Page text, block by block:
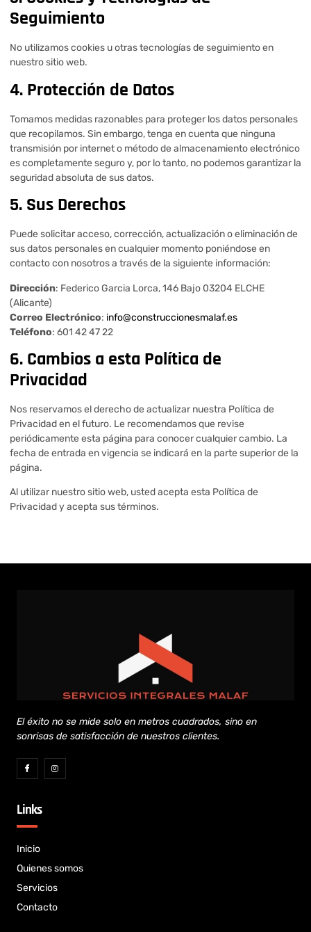
Seguimiento
No utilizamos cookies u otras tecnologías de seguimiento en
nuestro sitio web.
4. Protección de Datos
Tomamos medidas razonables para proteger los datos personales
que recopilamos. Sin embargo, tenga en cuenta que ninguna
transmisión por internet o método de almacenamiento electrónico
es completamente seguro y, por lo tanto, no podemos garantizar la
seguridad absoluta de sus datos.
5. Sus Derechos
Puede solicitar acceso, corrección, actualización o eliminación de
sus datos personales en cualquier momento poniéndose en
contacto con nosotros a través de la siguiente información:
Dirección: Federico Garcia Lorca, 146 Bajo 03204 ELCHE
(Alicante)
Correo Electrónico: info@construccionesmalaf.es
Teléfono: 601 42 47 22
6. Cambios a esta Política de
Privacidad
Nos reservamos el derecho de actualizar nuestra Política de
Privacidad en el futuro. Le recomendamos que revise
periódicamente esta página para conocer cualquier cambio. La
fecha de entrada en vigencia se indicará en la parte superior de la
página.
Al utilizar nuestro sitio web, usted acepta esta Política de
Privacidad y acepta sus términos.
El éxito no se mide solo en metros cuadrados, sino en
sonrisas de satisfacción de nuestros clientes.
Links
Inicio
Quienes somos
Servicios
Contacto